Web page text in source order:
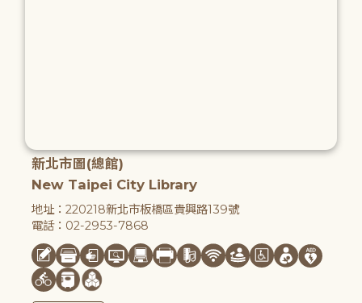
新北市圖(總館)
New Taipei City Library
地址：220218新北市板橋區貴興路139號
電話：02-2953-7868